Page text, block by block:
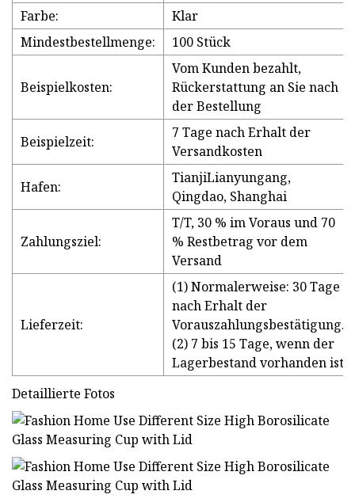
Farbe:
Klar
Mindestbestellmenge:
100 Stück
Beispielkosten:
Vom Kunden bezahlt,
Rückerstattung an Sie nach
der Bestellung
Beispielzeit:
7 Tage nach Erhalt der
Versandkosten
Hafen:
TianjiLianyungang,
Qingdao, Shanghai
Zahlungsziel:
T/T, 30 % im Voraus und 70
% Restbetrag vor dem
Versand
Lieferzeit:
(1) Normalerweise: 30 Tage
nach Erhalt der
Vorauszahlungsbestätigung.
(2) 7 bis 15 Tage, wenn der
Lagerbestand vorhanden ist
Detaillierte Fotos